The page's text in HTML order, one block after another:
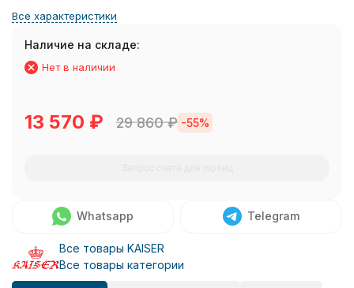
Все характеристики
Наличие на складе:
Нет в наличии
13 570 ₽ 29 860₽ -55%
Whatsapp Telegram
Все товары KAISER
Все товары категории